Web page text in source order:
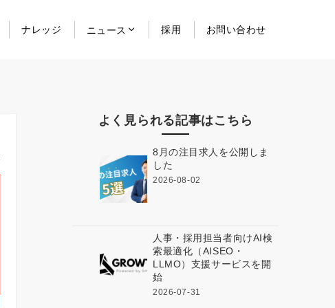
ナレッジ ニュース 採用 お問い合わせ
よく見られる記事はこちら
8月の注目求人を公開しま
した
2026-08-02
人事・採用担当者向けAI検
索最適化（AISEO・
LLMO）支援サービスを開
始
2026-07-31